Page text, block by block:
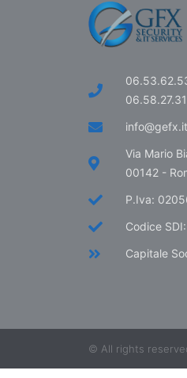
info@gefx.it
Via Mario
00142 -
P.Iva:
Codice
Capitale
© All rights